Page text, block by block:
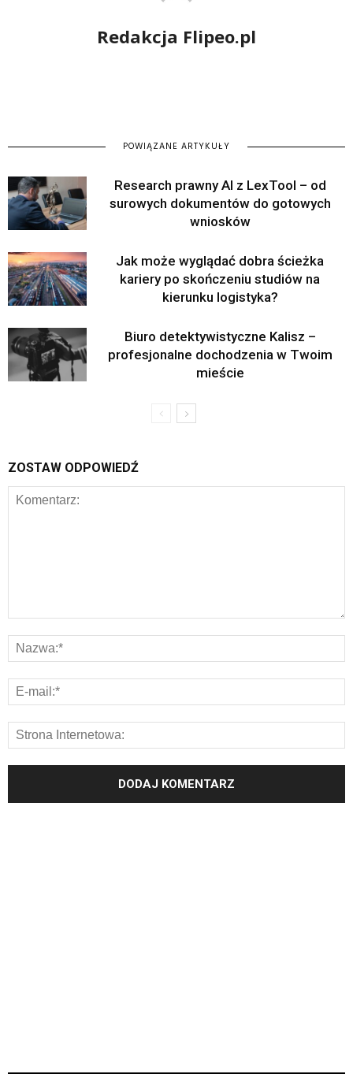
Redakcja Flipeo.pl
POWIĄZANE ARTYKUŁY
Research prawny AI z LexTool – od
surowych dokumentów do gotowych
wniosków
Jak może wyglądać dobra ścieżka
kariery po skończeniu studiów na
kierunku logistyka?
Biuro detektywistyczne Kalisz –
profesjonalne dochodzenia w Twoim
mieście
ZOSTAW ODPOWIEDŹ